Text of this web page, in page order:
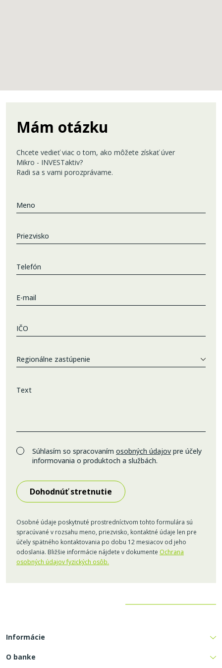
Mám otázku
Chcete vedieť viac o tom, ako môžete získať úver
Mikro - INVESTaktiv?
Radi sa s vami porozprávame.
Meno
Priezvisko
Telefón
E-mail
IČO
Regionálne zastúpenie
Text
Súhlasím so spracovaním osobných údajov pre účely
informovania o produktoch a službách.
Osobné údaje poskytnuté prostredníctvom tohto formulára sú
spracúvané v rozsahu meno, priezvisko, kontaktné údaje len pre
účely spätného kontaktovania po dobu 12 mesiacov od jeho
odoslania. Bližšie informácie nájdete v dokumente Ochrana
osobných údajov fyzických osôb.
Informácie
O banke